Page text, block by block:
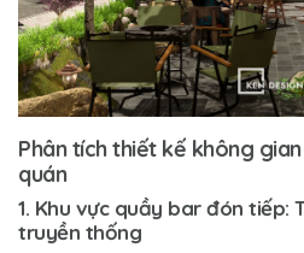
Phân tích thiết kế không
quán
1. Khu vực quầy bar đón tiếp:
truyền thống